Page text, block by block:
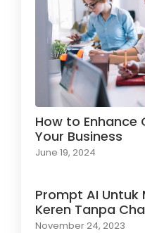
How to
Your Business
June 19, 2024
Prompt AI
Keren Tanpa
November 24, 2023